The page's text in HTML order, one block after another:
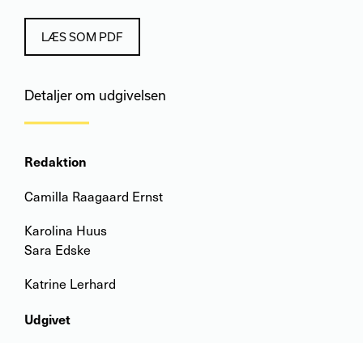
LÆS SOM PDF
Detaljer om udgivelsen
Redaktion
Camilla Raagaard Ernst
Karolina Huus
Sara Edske
Katrine Lerhard
Udgivet